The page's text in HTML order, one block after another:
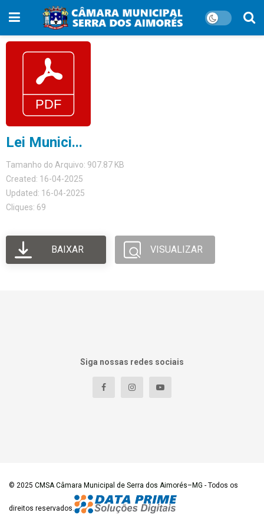
Lei Munici...
Tamanho do Arquivo: 907.87 KB
Created: 16-04-2025
Updated: 16-04-2025
Cliques: 69
BAIXAR VISUALIZAR
Siga nossas redes sociais
© 2025 CMSA Câmara Municipal de Serra dos Aimorés–MG - Todos os
direitos reservados.